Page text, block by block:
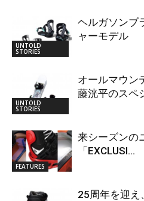
UNTOLD
STORIES
ヘルガソンブ
ャーモデル
UNTOLD
STORIES
オールマウン
藤洸平のスペ
FEATURES
来シーズンの
「EXCLUSI...
25周年を迎え